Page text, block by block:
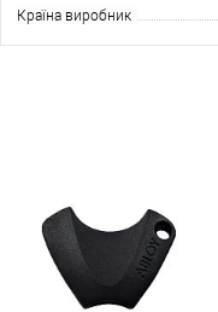
Країна виробник